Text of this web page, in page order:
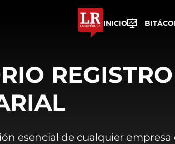
INICIO
esencial de cualquier